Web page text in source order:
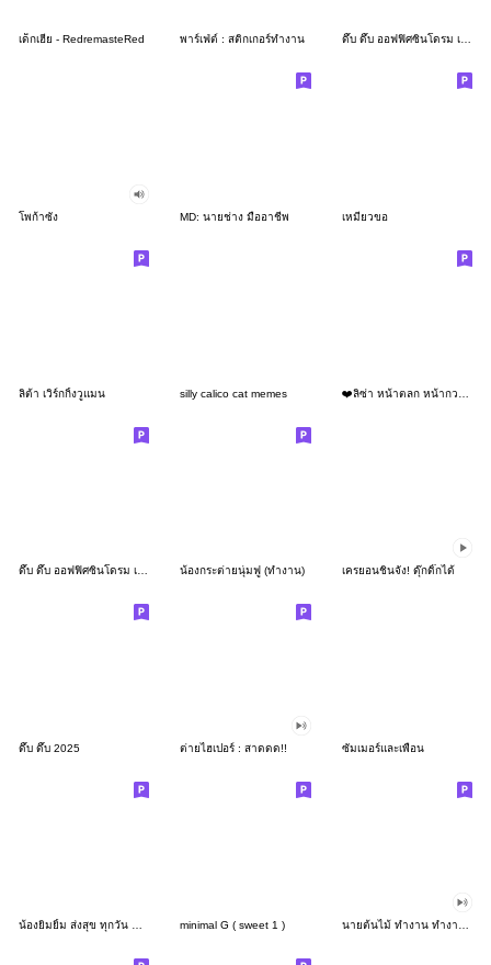
เด็กเฮีย - RedremasteRed พาร์เฟ่ต์ : สติกเกอร์ทำงาน ดึ๊บ ดึ๊บ ออฟฟิศซินโดรม เจ็ด
โพก้าซัง MD: นายช่าง มืออาชีพ เหมียวขอ
ลิต้า เวิร์กกิ้งวูแมน silly calico cat memes
ดึ๊บ ดึ๊บ ออฟฟิศซินโดรม เก้า น้องกระต่ายนุ่มฟู (ทำงาน) เครยอนชินจัง! ดุ๊กดิ๊กได้
ดึ๊บ ดึ๊บ 2025 ต่ายไฮเปอร์ : สาดดด!! ซัมเมอร์และเพื่อน
minimal G ( sweet 1 )